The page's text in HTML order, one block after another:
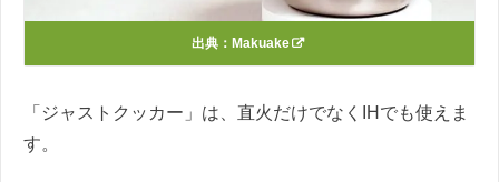
出典： Makuake
「ジャストクッカー」は、直火だけでなくIHでも使えま
す。